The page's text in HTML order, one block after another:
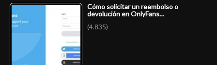
Cómo solicitar un reembolso o
devolución en OnlyFans…
(4.835)